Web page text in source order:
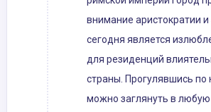
внимание аристократии
сегодня является
для резиденций
страны. Прогулявшись по
можно заглянуть в